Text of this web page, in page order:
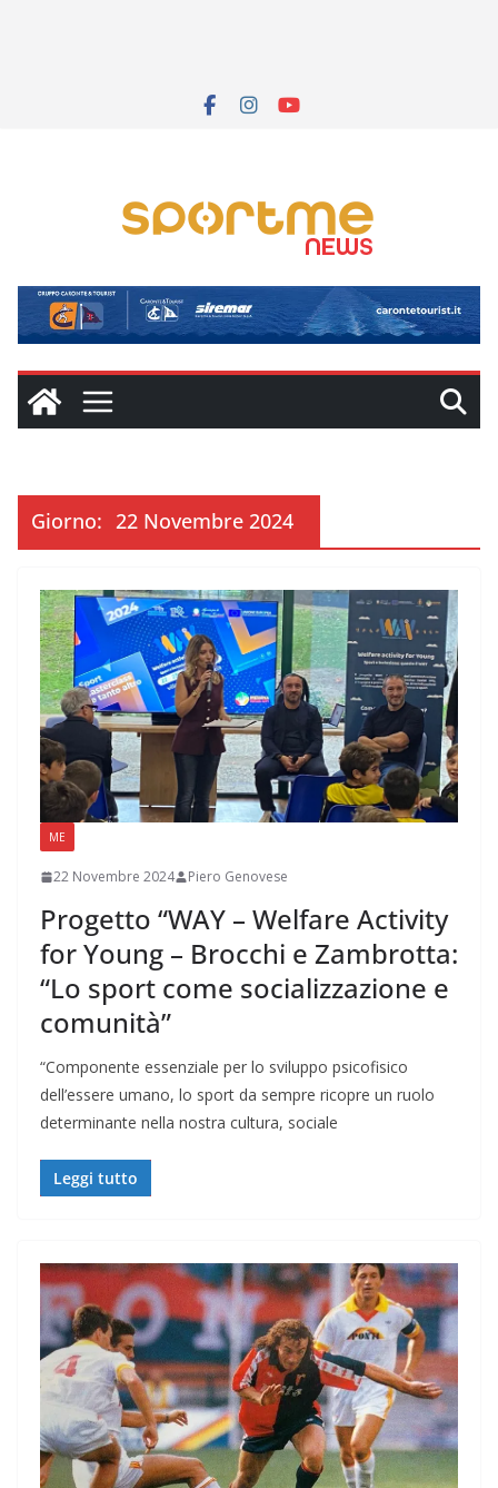
Giorno: 22 Novembre 2024
ME
22 Novembre 2024 Piero Genovese
Progetto “WAY – Welfare Activity
for Young – Brocchi e Zambrotta:
“Lo sport come socializzazione e
comunità”
“Componente essenziale per lo sviluppo psicofisico
dell’essere umano, lo sport da sempre ricopre un ruolo
determinante nella nostra cultura, sociale
Leggi tutto